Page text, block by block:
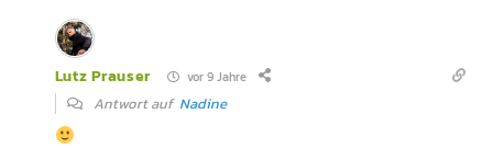
Lutz Prauser vor 9 Jahre
Antwort auf Nadine